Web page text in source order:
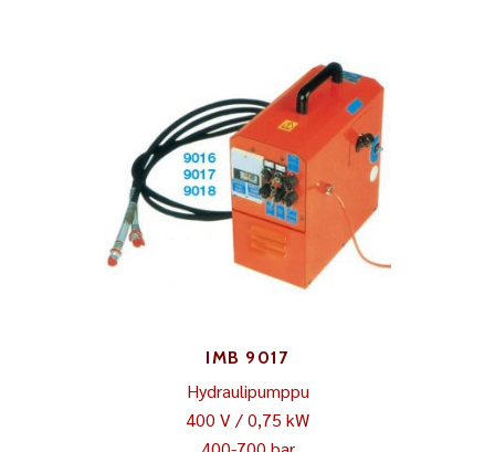
IMB 9017
Hydraulipumppu
400 V / 0,75 kW